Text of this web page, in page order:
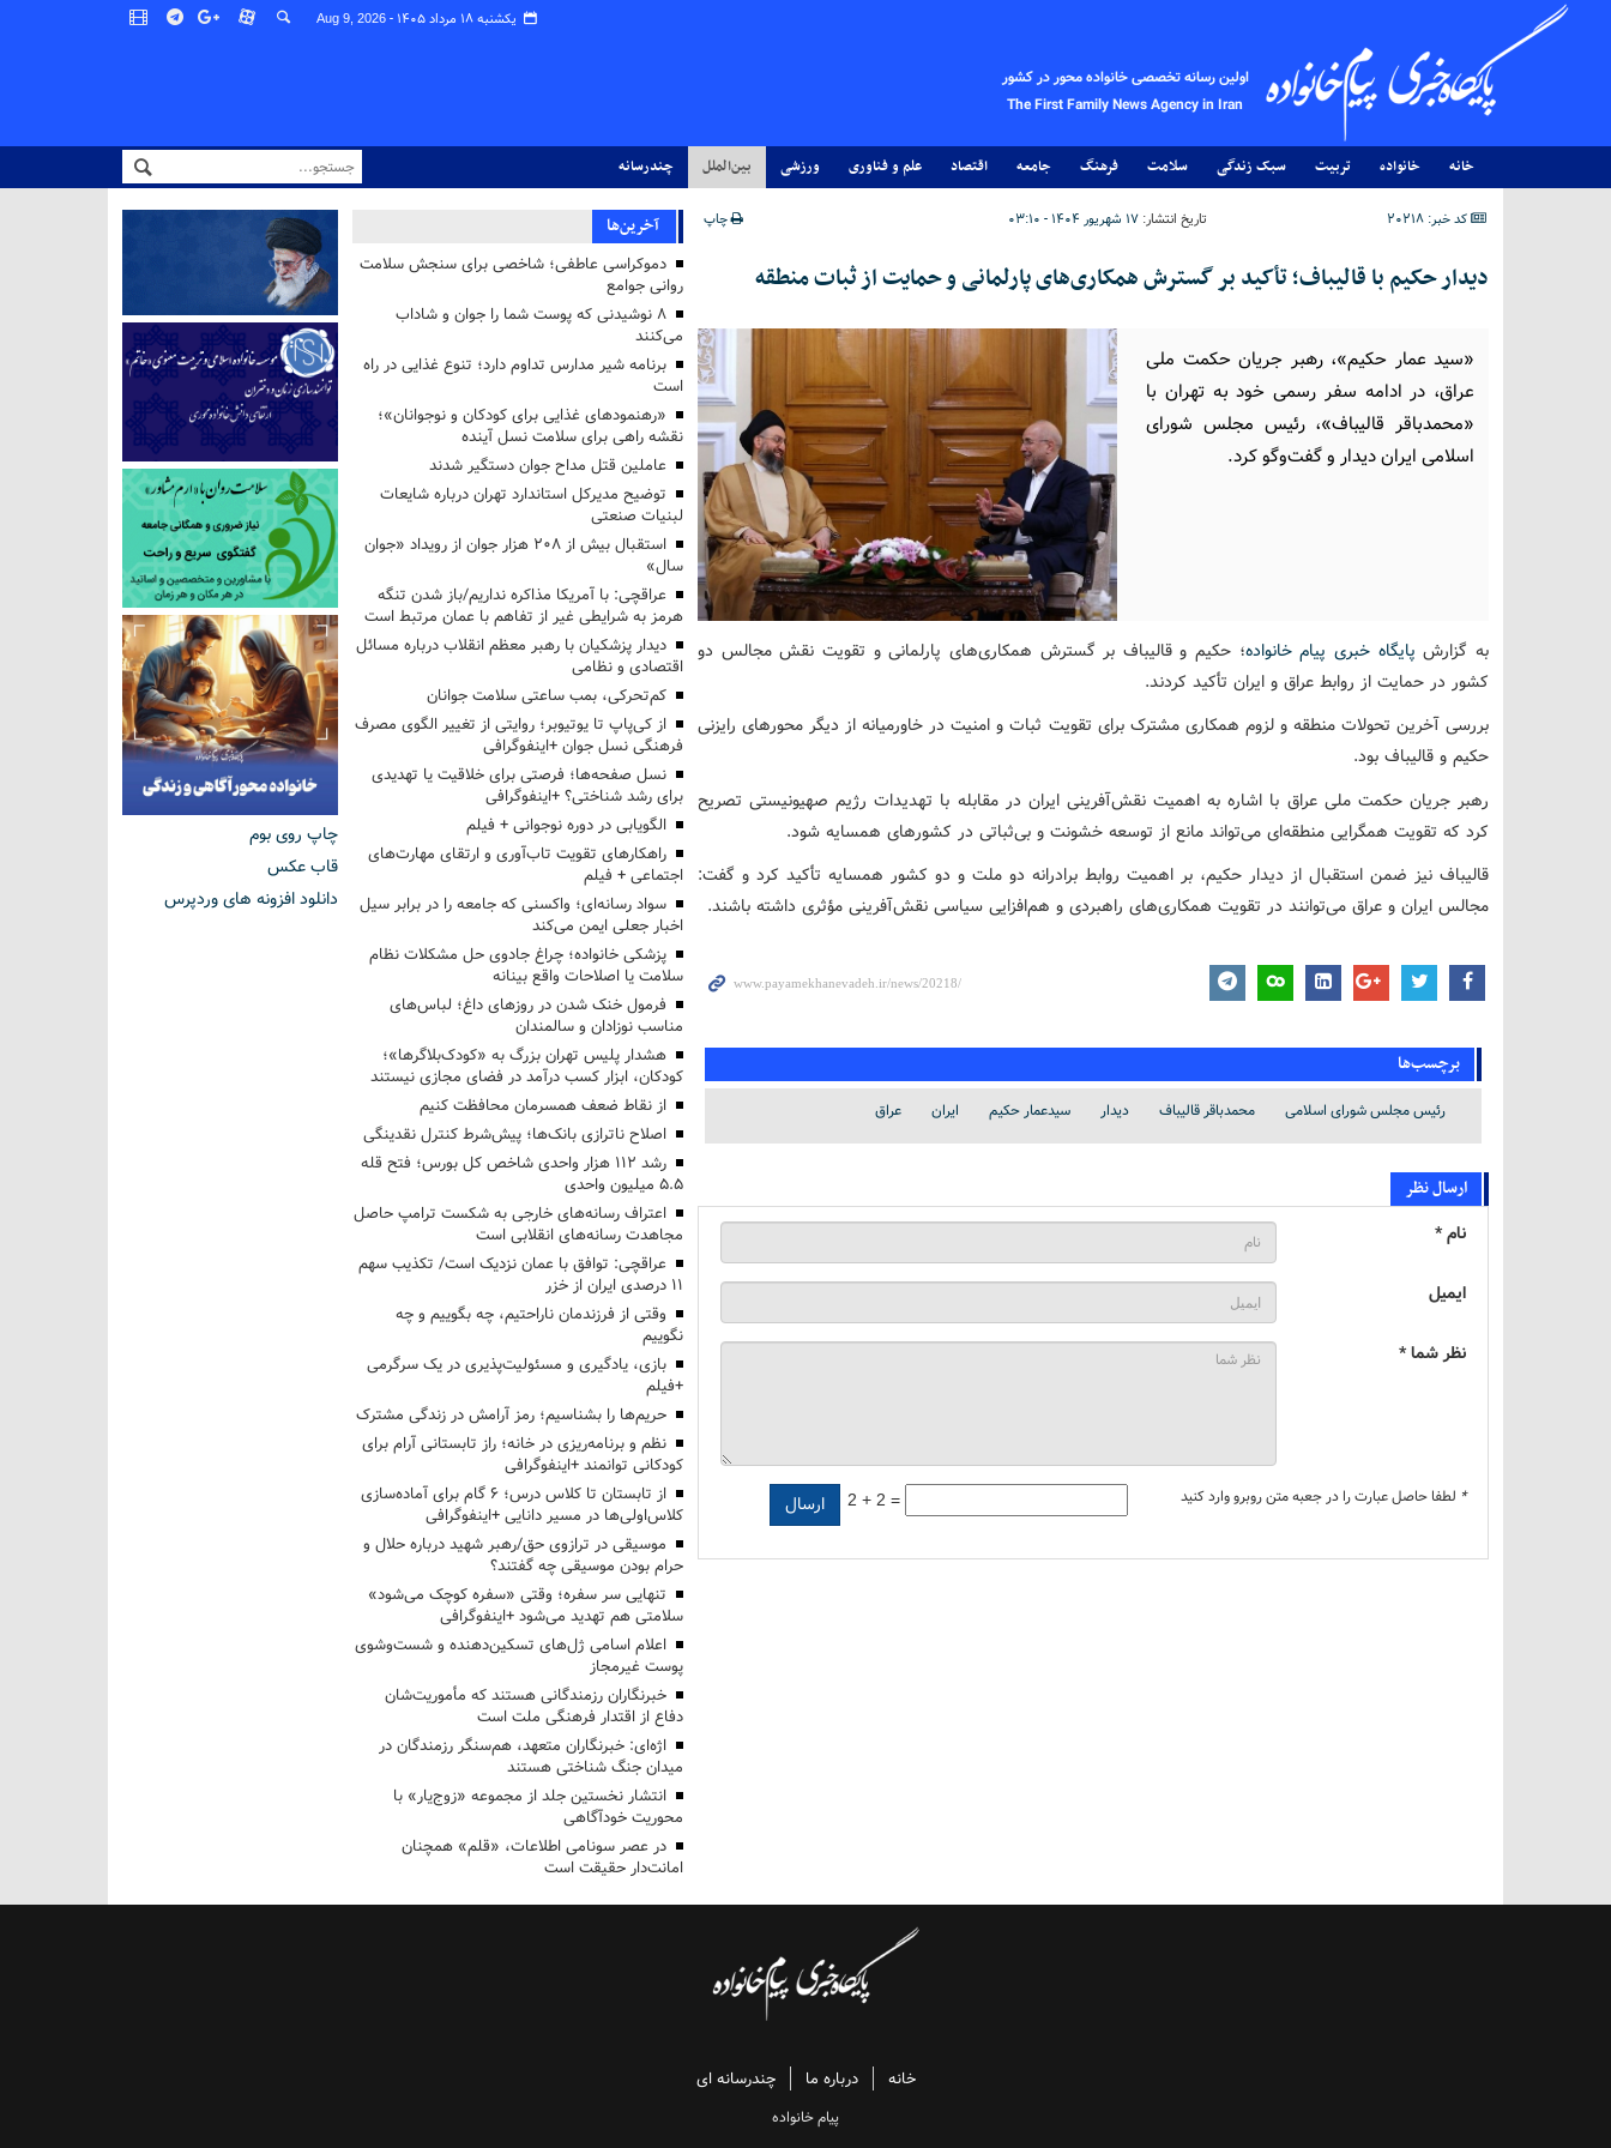
یکشنبه ۱۸ مرداد ۱۴۰۵ - Aug 9, 2026
اولین رسانه تخصصی خانواده محور در کشور
The First Family News Agency in Iran
خانه خانواده تربیت سبک زندگی سلامت فرهنگ جامعه اقتصاد علم و فناوری ورزشی بین‌الملل چندرسانه
کد خبر: 20218 تاریخ انتشار: ۱۷ شهریور ۱۴۰۴ - ۰۳:۱۰ چاپ
دیدار حکیم با قالیباف؛ تأکید بر گسترش همکاری‌های پارلمانی و حمایت از ثبات منطقه
«سید عمار حکیم»، رهبر جریان حکمت ملی
عراق، در ادامه سفر رسمی خود به تهران با
«محمدباقر قالیباف»، رئیس مجلس شورای
اسلامی ایران دیدار و گفت‌وگو کرد.
به گزارش پایگاه خبری پیام خانواده؛ حکیم و قالیباف بر گسترش همکاری‌های پارلمانی و تقویت نقش مجالس دو
کشور در حمایت از روابط عراق و ایران تأکید کردند.
بررسی آخرین تحولات منطقه و لزوم همکاری مشترک برای تقویت ثبات و امنیت در خاورمیانه از دیگر محورهای رایزنی
حکیم و قالیباف بود.
رهبر جریان حکمت ملی عراق با اشاره به اهمیت نقش‌آفرینی ایران در مقابله با تهدیدات رژیم صهیونیستی تصریح
کرد که تقویت همگرایی منطقه‌ای می‌تواند مانع از توسعه خشونت و بی‌ثباتی در کشورهای همسایه شود.
قالیباف نیز ضمن استقبال از دیدار حکیم، بر اهمیت روابط برادرانه دو ملت و دو کشور همسایه تأکید کرد و گفت:
مجالس ایران و عراق می‌توانند در تقویت همکاری‌های راهبردی و هم‌افزایی سیاسی نقش‌آفرینی مؤثری داشته باشند.
برچسب‌ها
رئیس مجلس شورای اسلامی محمدباقر قالیباف دیدار سیدعمار حکیم ایران عراق
ارسال نظر
نام *
ایمیل
نظر شما *
* لطفا حاصل عبارت را در جعبه متن روبرو وارد کنید 2 + 2 =
آخرین‌ها
دموکراسی عاطفی؛ شاخصی برای سنجش سلامت
روانی جوامع
۸ نوشیدنی که پوست شما را جوان و شاداب
می‌کنند
برنامه شیر مدارس تداوم دارد؛ تنوع غذایی در راه
است
«رهنمودهای غذایی برای کودکان و نوجوانان»؛
نقشه راهی برای سلامت نسل آینده
عاملین قتل مداح جوان دستگیر شدند
توضیح مدیرکل استاندارد تهران درباره شایعات
لبنیات صنعتی
استقبال بیش از ۲۰۸ هزار جوان از رویداد «جوان
سال»
عراقچی: با آمریکا مذاکره نداریم/باز شدن تنگه
هرمز به شرایطی غیر از تفاهم با عمان مرتبط است
دیدار پزشکیان با رهبر معظم انقلاب درباره مسائل
اقتصادی و نظامی
کم‌تحرکی، بمب ساعتی سلامت جوانان
از کی‌پاپ تا یوتیوبر؛ روایتی از تغییر الگوی مصرف
فرهنگی نسل جوان +اینفوگرافی
نسل صفحه‌ها؛ فرصتی برای خلاقیت یا تهدیدی
برای رشد شناختی؟ +اینفوگرافی
الگویابی در دوره نوجوانی + فیلم
راهکارهای تقویت تاب‌آوری و ارتقای مهارت‌های
اجتماعی + فیلم
سواد رسانه‌ای؛ واکسنی که جامعه را در برابر سیل
اخبار جعلی ایمن می‌کند
پزشکی خانواده؛ چراغ جادوی حل مشکلات نظام
سلامت یا اصلاحات واقع بینانه
فرمول خنک شدن در روزهای داغ؛ لباس‌های
مناسب نوزادان و سالمندان
هشدار پلیس تهران بزرگ به «کودک‌بلاگرها»؛
کودکان، ابزار کسب درآمد در فضای مجازی نیستند
از نقاط ضعف همسرمان محافظت کنیم
اصلاح ناترازی بانک‌ها؛ پیش‌شرط کنترل نقدینگی
رشد ۱۱۲ هزار واحدی شاخص کل بورس؛ فتح قله
۵.۵ میلیون واحدی
اعتراف رسانه‌های خارجی به شکست ترامپ حاصل
مجاهدت رسانه‌های انقلابی است
عراقچی: توافق با عمان نزدیک است/ تکذیب سهم
۱۱ درصدی ایران از خزر
وقتی از فرزندمان ناراحتیم، چه بگوییم و چه
نگوییم
بازی، یادگیری و مسئولیت‌پذیری در یک سرگرمی
+فیلم
حریم‌ها را بشناسیم؛ رمز آرامش در زندگی مشترک
نظم و برنامه‌ریزی در خانه؛ راز تابستانی آرام برای
کودکانی توانمند +اینفوگرافی
از تابستان تا کلاس درس؛ ۶ گام برای آماده‌سازی
کلاس‌اولی‌ها در مسیر دانایی +اینفوگرافی
موسیقی در ترازوی حق/رهبر شهید درباره حلال و
حرام بودن موسیقی چه گفتند؟
تنهایی سر سفره؛ وقتی «سفره کوچک می‌شود»
سلامتی هم تهدید می‌شود +اینفوگرافی
اعلام اسامی ژل‌های تسکین‌دهنده و شست‌وشوی
پوست غیرمجاز
خبرنگاران رزمندگانی هستند که مأموریت‌شان
دفاع از اقتدار فرهنگی ملت است
اژه‌ای: خبرنگاران متعهد، هم‌سنگر رزمندگان در
میدان جنگ شناختی هستند
انتشار نخستین جلد از مجموعه «زوج‌یار» با
محوریت خودآگاهی
در عصر سونامی اطلاعات، «قلم» همچنان
امانت‌دار حقیقت است
چاپ روی بوم
قاب عکس
دانلود افزونه های وردپرس
خانه درباره ما چندرسانه ای
پیام خانواده